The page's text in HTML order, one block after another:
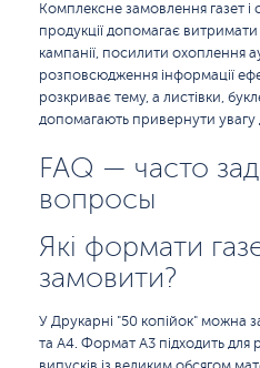
Комплексне замовлення газет і
продукції допомагає
кампанії, посилити охоплення
розповсюдження інформації
розкриває тему, а листівки,
допомагають привернути
FAQ — часто
вопросы
Які формати
замовити?
У Друкарні "50 копійок" можна
та А4. Формат А3 підходить для